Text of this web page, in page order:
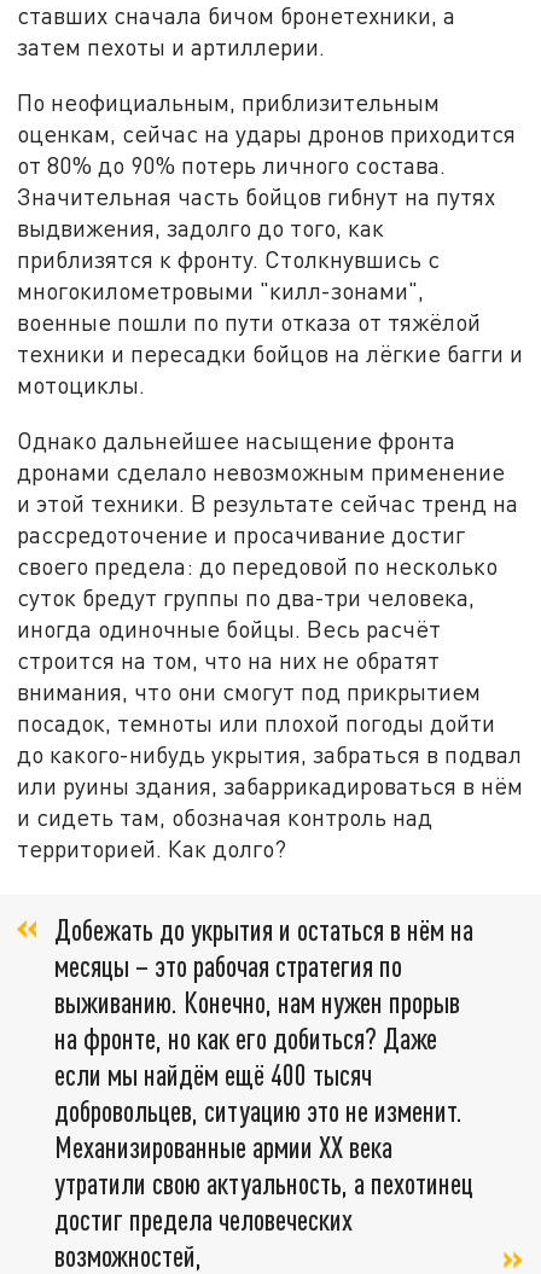
ставших сначала бичом бронетехники, а
затем пехоты и артиллерии.
По неофициальным, приблизительным
оценкам, сейчас на удары дронов приходится
от 80% до 90% потерь личного состава.
Значительная часть бойцов гибнут на путях
выдвижения, задолго до того, как
приблизятся к фронту. Столкнувшись с
многокилометровыми "килл-зонами",
военные пошли по пути отказа от тяжёлой
техники и пересадки бойцов на лёгкие багги и
мотоциклы.
Однако дальнейшее насыщение фронта
дронами сделало невозможным применение
и этой техники. В результате сейчас тренд на
рассредоточение и просачивание достиг
своего предела: до передовой по несколько
суток бредут группы по два-три человека,
иногда одиночные бойцы. Весь расчёт
строится на том, что на них не обратят
внимания, что они смогут под прикрытием
посадок, темноты или плохой погоды дойти
до какого-нибудь укрытия, забраться в подвал
или руины здания, забаррикадироваться в нём
и сидеть там, обозначая контроль над
территорией. Как долго?
Добежать до укрытия и остаться в нём на
месяцы – это рабочая стратегия по
выживанию. Конечно, нам нужен прорыв
на фронте, но как его добиться? Даже
если мы найдём ещё 400 тысяч
добровольцев, ситуацию это не изменит.
Механизированные армии XX века
утратили свою актуальность, а пехотинец
достиг предела человеческих
возможностей,